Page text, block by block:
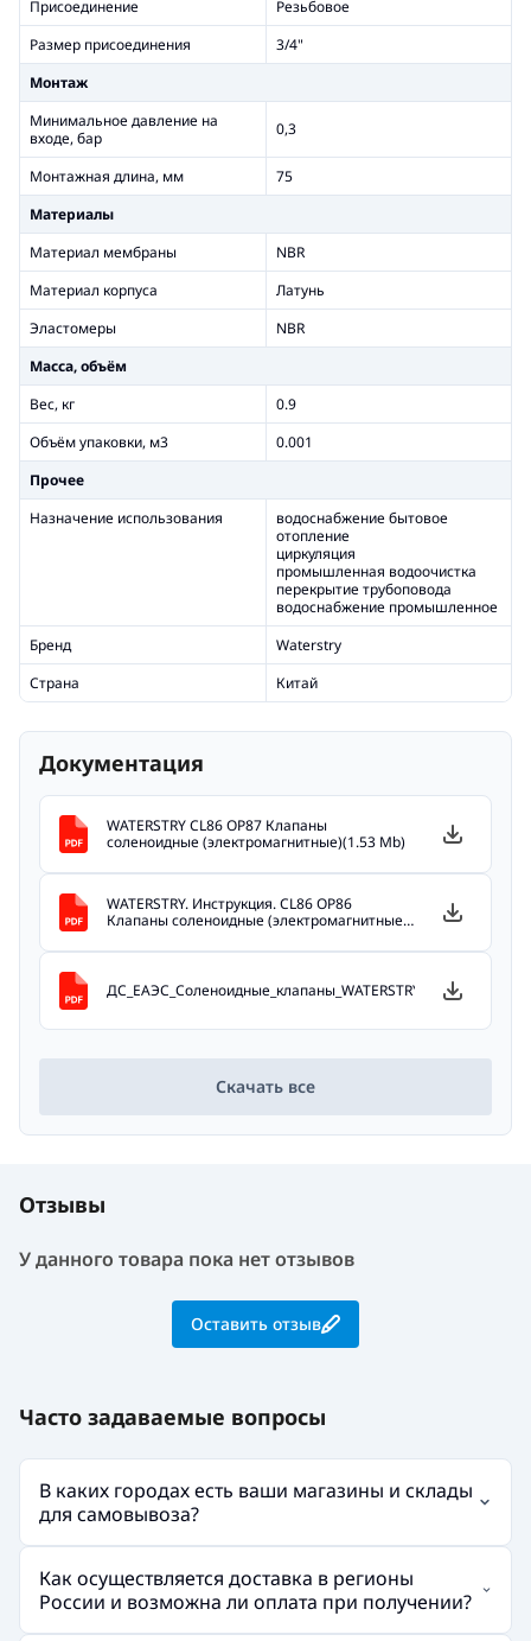
Присоединение
Резьбовое
Размер присоединения
3/4"
Монтаж
Минимальное давление на
входе, бар
0,3
Монтажная длина, мм
75
Материалы
Материал мембраны
NBR
Материал корпуса
Латунь
Эластомеры
NBR
Масса, объём
Вес, кг
0.9
Объём упаковки, м3
0.001
Прочее
Назначение использования
водоснабжение бытовое
отопление
циркуляция
промышленная водоочистка
перекрытие трубоповода
водоснабжение промышленное
Бренд
Waterstry
Страна
Китай
Документация
WATERSTRY CL86 OP87 Клапаны
соленоидные (электромагнитные)(1.53 Mb)
WATERSTRY. Инструкция. CL86 OP86
Клапаны соленоидные (электромагнитные)
Скачать все
Отзывы
У данного товара пока нет отзывов
Оставить отзыв
Часто задаваемые вопросы
В каких городах есть ваши магазины и склады
для самовывоза?
Как осуществляется доставка в регионы
России и возможна ли оплата при получении?